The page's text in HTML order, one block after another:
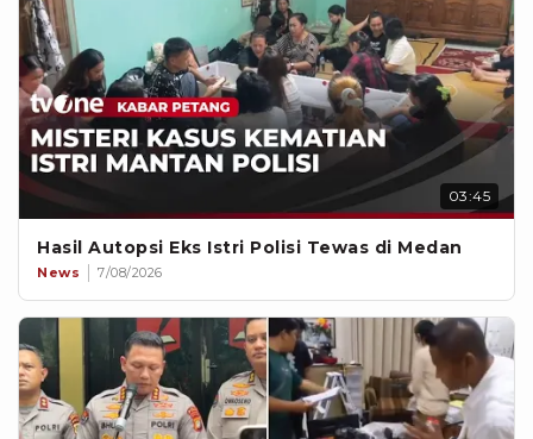
03:45
Hasil Autopsi Eks Istri Polisi Tewas di Medan
News 7/08/2026